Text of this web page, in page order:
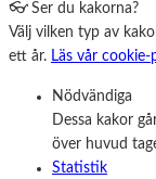
👓 Ser du kakorna?
Välj vilken typ av
ett år. Läs vår cookie-
Nödvändiga
Dessa kakor
över huvud
Statistik